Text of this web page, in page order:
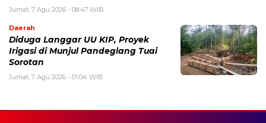
Jumat, 7 Agu 2026 - 08:47 WIB
Daerah
Diduga Langgar UU KIP, Proyek
Irigasi di Munjul Pandeglang Tuai
Sorotan
Jumat, 7 Agu 2026 - 01:04 WIB